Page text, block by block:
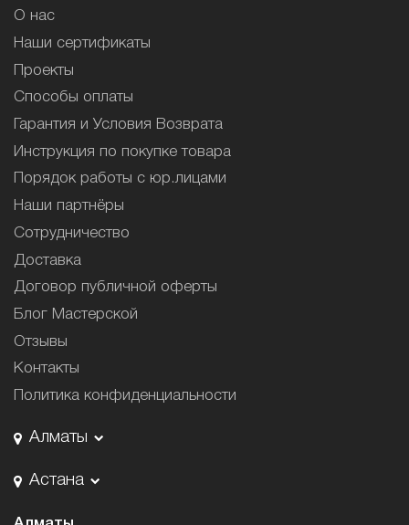
О нас
Наши сертификаты
Проекты
Способы оплаты
Гарантия и Условия Возврата
Инструкция по покупке товара
Порядок работы с юр.лицами
Наши партнёры
Сотрудничество
Доставка
Договор публичной оферты
Блог Мастерской
Отзывы
Контакты
Политика конфиденциальности
Алматы
Астана